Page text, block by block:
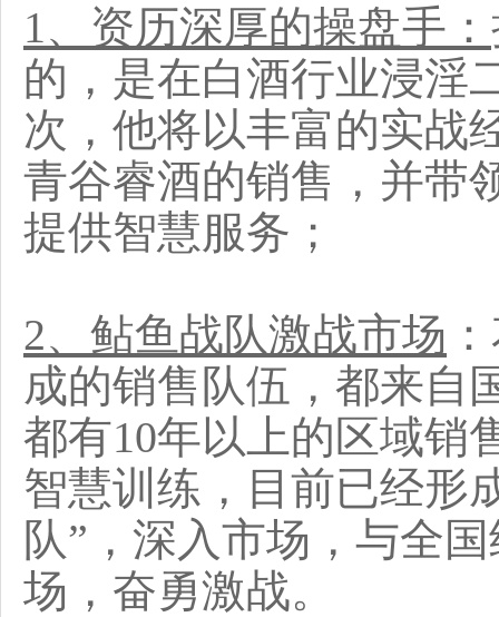
1、资历深厚的操盘手：
的，是在白酒行业浸淫
次，他将以丰富的实战
青谷睿酒的销售，并带
提供智慧服务；
2、鲇鱼战队激战市场
成的销售队伍，都来自
都有10年以上的区域销
智慧训练，目前已经形
队”，深入市场，与全
场，奋勇激战。